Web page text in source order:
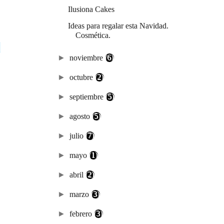
Ilusiona Cakes
Ideas para regalar esta Navidad.
Cosmética.
►noviembre(6)
►octubre(2)
►septiembre(5)
►agosto(5)
►julio(7)
►mayo(1)
►abril(2)
►marzo(3)
►febrero(3)